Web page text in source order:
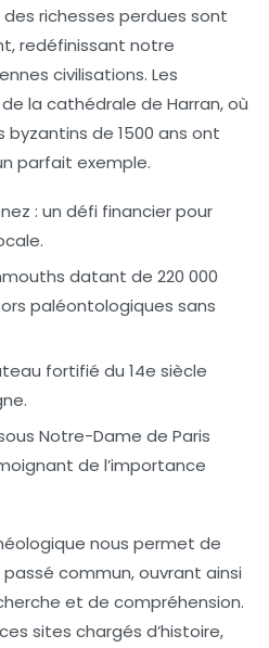
richesses perdues sont
redéfinissant notre
civilisations. Les
la cathédrale de Harran, où
byzantins de 1500 ans ont
parfait exemple.
: un défi financier pour
datant de 220 000
paléontologiques sans
fortifié du 14e siècle
Notre-Dame de Paris
de l’importance
nous permet de
commun, ouvrant ainsi
et de compréhension.
sites chargés d’histoire,